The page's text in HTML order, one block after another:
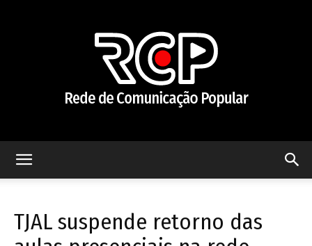
TJAL suspende retorno das